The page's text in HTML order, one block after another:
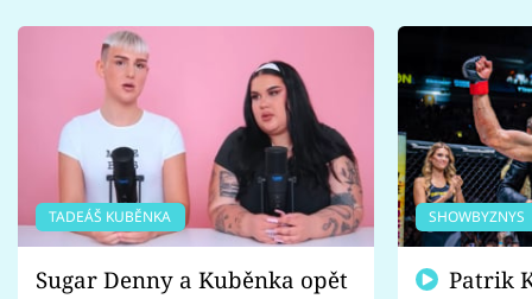
TADEÁŠ KUBĚNKA
Sugar Denny a Kuběnka opět
SHOWBYZNYS